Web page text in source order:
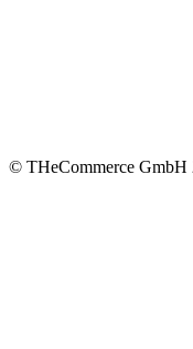
© THeCommerce GmbH